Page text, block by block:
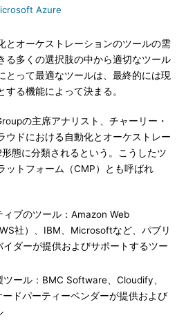
Azure
オーケストレーションのツールの需
る多くの選択肢の中から適切なツール
とって最適なツールは、最終的には現
る機能によって決まる。
の主席アナリスト、チャーリー・
ウドにおける自動化とオーケストレー
態に分類されるという。こうしたツ
ットフォーム（CMP）とも呼ばれ
ィブのツール：Amazon Web
社）、IBM、Microsoftなど、パブリ
イダーが提供およびサポートするツー
ール：BMC Software、Cloudify、
ドパーティーベンダーが提供および